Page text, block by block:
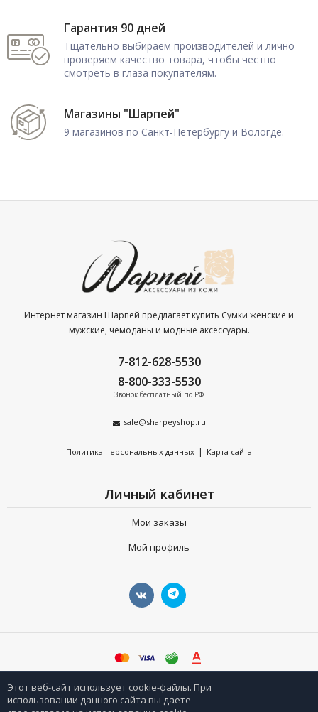
Гарантия 90 дней
Тщательно выбираем производителей и лично
проверяем качество товара, чтобы честно
смотреть в глаза покупателям.
Магазины "Шарпей"
9 магазинов по Санкт-Петербургу и Вологде.
Интернет магазин Шарпей предлагает купить Сумки женские и
мужские, чемоданы и модные аксессуары.
7-812-628-5530
8-800-333-5530
Звонок бесплатный по РФ
sale@sharpeyshop.ru
Политика персональных данных | Карта сайта
Личный кабинет
Мои заказы
Мой профиль
©sharpeyshop.ru
Этот веб-сайт использует cookie-файлы. При
использовании данного сайта вы даете